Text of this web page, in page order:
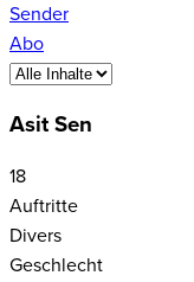
Sender
Abo
Asit Sen
18
Auftritte
Divers
Geschlecht